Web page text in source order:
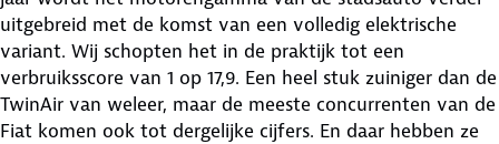
uitgebreid met de komst van een volledig elektrische
variant. Wij schopten het in de praktijk tot een
verbruiksscore van 1 op 17,9. Een heel stuk zuiniger dan de
TwinAir van weleer, maar de meeste concurrenten van de
Fiat komen ook tot dergelijke cijfers. En daar hebben ze